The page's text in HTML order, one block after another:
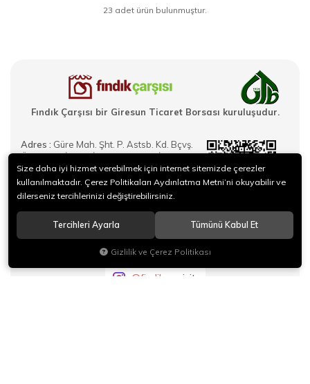
23 adet ürün bulunmuştur.
Fındık Çarşısı bir Giresun Ticaret Borsası kuruluşudur.
Adres : Güre Mah. Şht. P. Astsb. Kd. Bçvş.
Ömer HALİSDEMİR Cad. No:24 GİRESUN
Telefon :+9 (0454) 430 0 430
E-Mail :satis@findikcarsisi.com
@findikcarsisitr
Size daha iyi hizmet verebilmek için internet sitemizde çerezler
kullanılmaktadır. Çerez Politikaları Aydınlatma Metni’ni okuyabilir ve
dilerseniz tercihlerinizi değiştirebilirsiniz.
Tercihleri Ayarla Tümünü Kabul Et
Gizlilik ve Çerez Politikası